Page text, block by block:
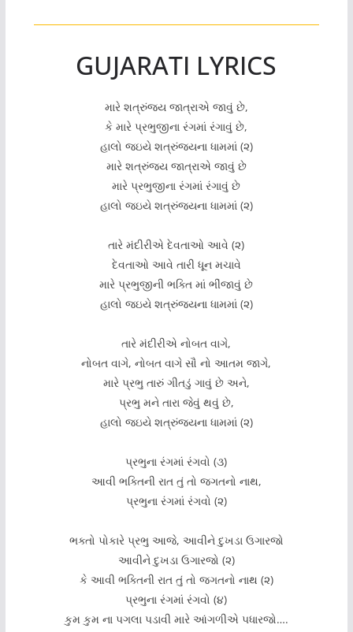
GUJARATI LYRICS
મારે શત્રુંજય જાત્રાએ જાવું છે,
કે મારે પ્રભુજીના રંગમાં રંગાવું છે,
હાલો જઇયે શત્રુંજયના ધામમાં (૨)
મારે શત્રુંજય જાત્રાએ જાવું છે
મારે પ્રભુજીના રંગમાં રંગાવું છે
હાલો જઇયે શત્રુંજયના ધામમાં (૨)
તારે મંદીરીએ દેવતાઓ આવે (૨)
દેવતાઓ આવે તારી ધૂન મચાવે
મારે પ્રભુજીની ભક્તિ માં ભીંજાવું છે
હાલો જઇયે શત્રુંજયના ધામમાં (૨)
તારે મંદીરીએ નોબત વાગે,
નોબત વાગે, નોબત વાગે સૌ નો આતમ જાગે,
મારે પ્રભુ તારું ગીતડું ગાવું છે અને,
પ્રભુ મને તારા જેવું થવું છે,
હાલો જઇયે શત્રુંજયના ધામમાં (૨)
પ્રભુના રંગમાં રંગવો (૩)
આવી ભક્તિની રાત તું તો જગતનો નાથ,
પ્રભુના રંગમાં રંગવો (૨)
ભક્તો પોકારે પ્રભુ આજે, આવીને દુખડા ઉગારજો
આવીને દુખડા ઉગારજો (૨)
કે આવી ભક્તિની રાત તું તો જગતનો નાથ (૨)
પ્રભુના રંગમાં રંગવો (૪)
કુમ કુમ ના પગલા પડાવી મારે આંગળીએ પધારજો….